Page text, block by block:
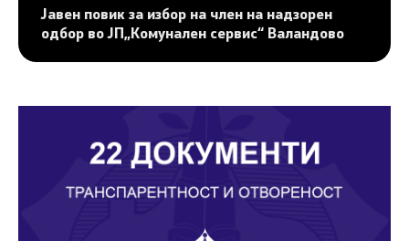
Јавен повик за избор на член на надзорен
одбор во ЈП„Комунален сервис“ Валандово